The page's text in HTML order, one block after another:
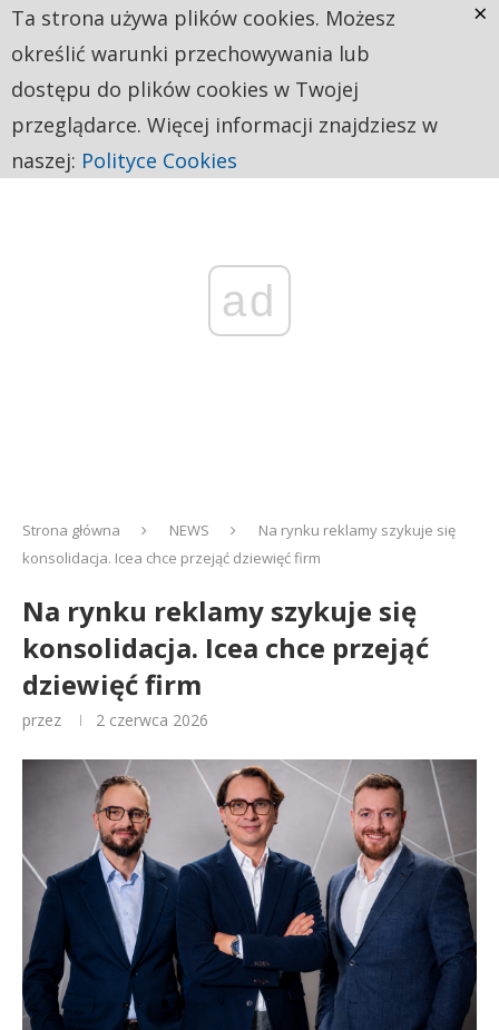
ad
Strona główna NEWS
Na rynku reklamy szykuje się
konsolidacja. Icea chce przejąć dziewięć firm
Na rynku reklamy szykuje się
konsolidacja. Icea chce przejąć
dziewięć firm
przez 2 czerwca 2026
Ta strona używa plików cookies. Możesz
określić warunki przechowywania lub
dostępu do plików cookies w Twojej
przeglądarce. Więcej informacji znajdziesz w
naszej: Polityce Cookies
×